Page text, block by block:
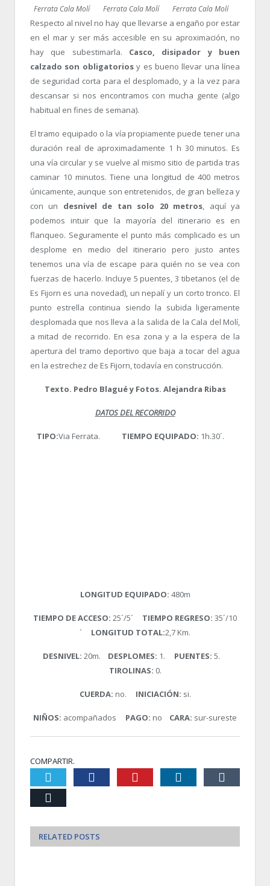
Ferrata Cala Molí Ferrata Cala Molí Ferrata Cala Molí
Respecto al nivel no hay que llevarse a engaño por estar
en el mar y ser más accesible en su aproximación, no
hay que subestimarla. Casco, disipador y buen
calzado son obligatoriosy es bueno llevar una línea
de seguridad corta para el desplomado, y a la vez para
descansar si nos encontramos con mucha gente (algo
habitual en fines de semana).
El tramo equipado o la vía propiamente puede tener una
duración real de aproximadamente 1 h 30 minutos. Es
una vía circular y se vuelve al mismo sitio de partida tras
caminar 10 minutos. Tiene una longitud de 400 metros
únicamente, aunque son entretenidos, de gran belleza y
con un desnivel de tan solo 20 metros, aquí ya
podemos intuir que la mayoría del itinerario es en
flanqueo. Seguramente el punto más complicado es un
desplome en medio del itinerario pero justo antes
tenemos una vía de escape para quién no se vea con
fuerzas de hacerlo. Incluye 5 puentes, 3 tibetanos (el de
Es Fijorn es una novedad), un nepalí y un corto tronco. El
punto estrella continua siendo la subida ligeramente
desplomada que nos lleva a la salida de la Cala del Molí,
a mitad de recorrido. En esa zona y a la espera de la
apertura del tramo deportivo que baja a tocar del agua
en la estrechez de Es Fijorn, todavía en construcción.
Texto. Pedro Blagué y Fotos. Alejandra Ribas
DATOS DEL RECORRIDO
TIPO:Via Ferrata. TIEMPO EQUIPADO: 1h.30´.
LONGITUD EQUIPADO: 480m
TIEMPO DE ACCESO: 25´/5´ TIEMPO REGRESO: 35´/10
´ LONGITUD TOTAL:2,7 Km.
DESNIVEL: 20m. DESPLOMES: 1. PUENTES: 5.
TIROLINAS: 0.
CUERDA: no. INICIACIÓN: si.
NIÑOS: acompañados PAGO: no CARA: sur-sureste
COMPARTIR.
Facebook Pinterest LinkedIn
RELATED POSTS